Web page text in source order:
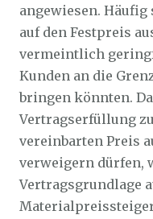
angewiesen.
auf den Festpreis
vermeintlich
Kunden an die
bringen könnten.
Vertragserfüllung
vereinbarten Preis
verweigern dürfen,
Vertragsgrundlage